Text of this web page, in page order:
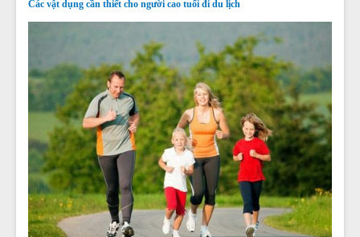
Các vật dụng cần thiết cho người cao tuổi đi du lịch